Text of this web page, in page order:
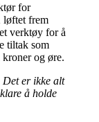
for
løftet frem
verktøy for å
tiltak som
og øre.
Det er ikke alt
å holde